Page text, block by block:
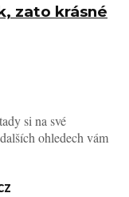
zato krásné
si na své
ohledech vám